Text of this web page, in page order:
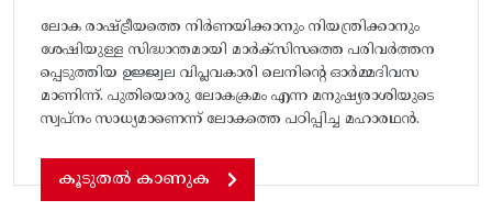
ലോക രാഷ്ട്രീയത്തെ നിർണയിക്കാനും നിയന്ത്രിക്കാനും
ശേഷിയുള്ള സിദ്ധാന്തമായി മാർക്സിസത്തെ പരിവർത്തന
പ്പെടുത്തിയ ഉജ്ജ്വല വിപ്ലവകാരി ലെനിന്റെ ഓർമ്മദിവസ
മാണിന്ന്. പുതിയൊരു ലോകക്രമം എന്ന മനുഷ്യരാശിയുടെ
സ്വപ്നം സാധ്യമാണെന്ന് ലോകത്തെ പഠിപ്പിച്ച മഹാരഥൻ.
കൂടുതൽ കാണുക